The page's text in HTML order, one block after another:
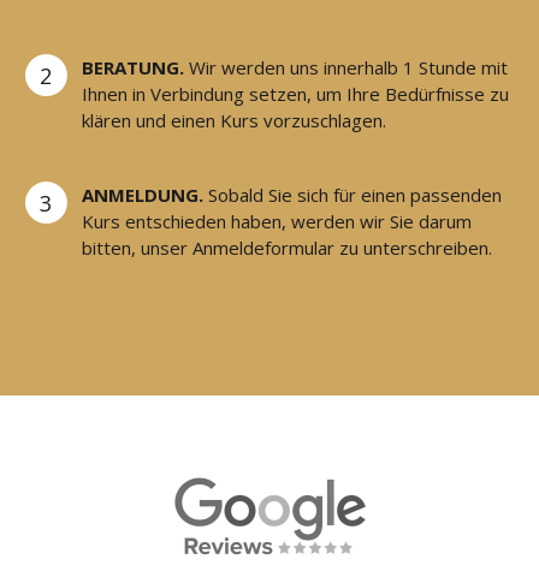
2 BERATUNG. Wir werden uns innerhalb 1 Stunde mit
Ihnen in Verbindung setzen, um Ihre Bedürfnisse zu
klären und einen Kurs vorzuschlagen.
3 ANMELDUNG. Sobald Sie sich für einen passenden
Kurs entschieden haben, werden wir Sie darum
bitten, unser Anmeldeformular zu unterschreiben.